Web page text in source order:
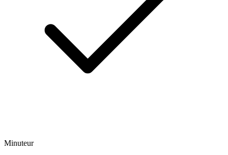
Minuteur